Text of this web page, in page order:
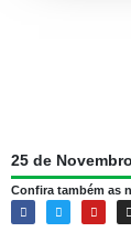
25 de
Confira também as